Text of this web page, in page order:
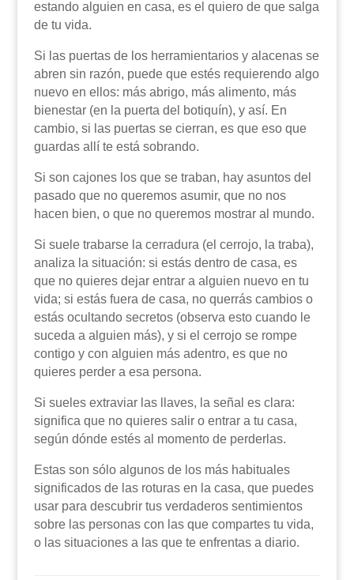
estando alguien en casa, es el quiero de que salga
de tu vida.
Si las puertas de los herramientarios y alacenas se
abren sin razón, puede que estés requierendo algo
nuevo en ellos: más abrigo, más alimento, más
bienestar (en la puerta del botiquín), y así. En
cambio, si las puertas se cierran, es que eso que
guardas allí te está sobrando.
Si son cajones los que se traban, hay asuntos del
pasado que no queremos asumir, que no nos
hacen bien, o que no queremos mostrar al mundo.
Si suele trabarse la cerradura (el cerrojo, la traba),
analiza la situación: si estás dentro de casa, es
que no quieres dejar entrar a alguien nuevo en tu
vida; si estás fuera de casa, no querrás cambios o
estás ocultando secretos (observa esto cuando le
suceda a alguien más), y si el cerrojo se rompe
contigo y con alguien más adentro, es que no
quieres perder a esa persona.
Si sueles extraviar las llaves, la señal es clara:
significa que no quieres salir o entrar a tu casa,
según dónde estés al momento de perderlas.
Estas son sólo algunos de los más habituales
significados de las roturas en la casa, que puedes
usar para descubrir tus verdaderos sentimientos
sobre las personas con las que compartes tu vida,
o las situaciones a las que te enfrentas a diario.